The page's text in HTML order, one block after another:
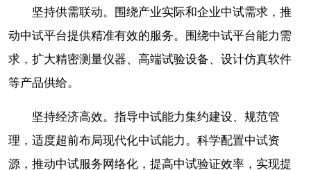
坚持供需联动。围绕产业实际和企业中试需求，推
动中试平台提供精准有效的服务。围绕中试平台能力需
求，扩大精密测量仪器、高端试验设备、设计仿真软件
等产品供给。
坚持经济高效。指导中试能力集约建设、规范管
理，适度超前布局现代化中试能力。科学配置中试资
源，推动中试服务网络化，提高中试验证效率，实现提